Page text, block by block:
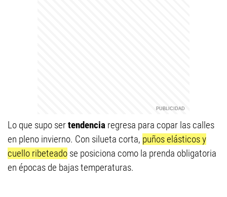
Lo que supo sertendencia regresa para copar las calles
en pleno invierno. Con silueta corta, puños elásticos y
cuello ribeteado se posiciona como la prenda obligatoria
en épocas de bajas temperaturas.